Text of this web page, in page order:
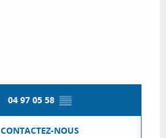
04 97 05 58 ▒▒
CONTACTEZ-NOUS